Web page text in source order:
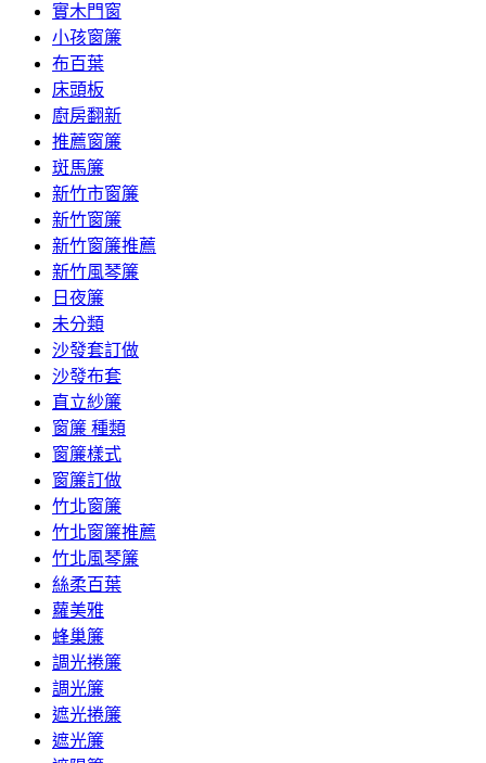
實木門窗
小孩窗簾
布百葉
床頭板
廚房翻新
推薦窗簾
斑馬簾
新竹市窗簾
新竹窗簾
新竹窗簾推薦
新竹風琴簾
日夜簾
未分類
沙發套訂做
沙發布套
直立紗簾
窗簾 種類
窗簾樣式
窗簾訂做
竹北窗簾
竹北窗簾推薦
竹北風琴簾
絲柔百葉
蘿美雅
蜂巢簾
調光捲簾
調光簾
遮光捲簾
遮光簾